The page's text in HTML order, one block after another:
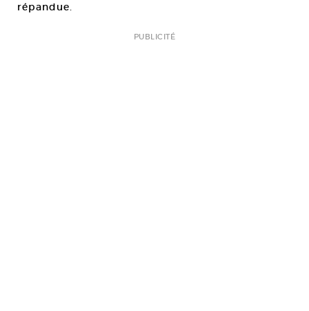
répandue.
PUBLICITÉ